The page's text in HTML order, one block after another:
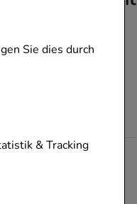
Sie dies durch
unserer
nicht
& Tracking